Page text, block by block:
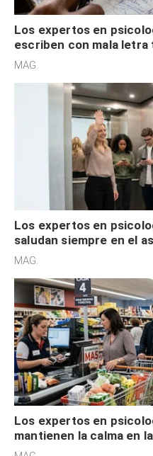
Los expertos en
escriben con mala
acelerado y no lo hacen
MAG.
Los expertos en
saludan siempre en el
defensiva y tienen
MAG.
Los expertos en
mantienen la calma en
cognitiva, gratitud y no